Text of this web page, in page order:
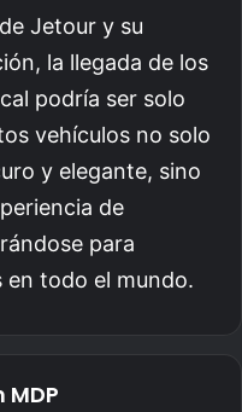
Jetour y su
la llegada de los
podría ser solo
vehículos no solo
y elegante, sino
de
para
todo el mundo.